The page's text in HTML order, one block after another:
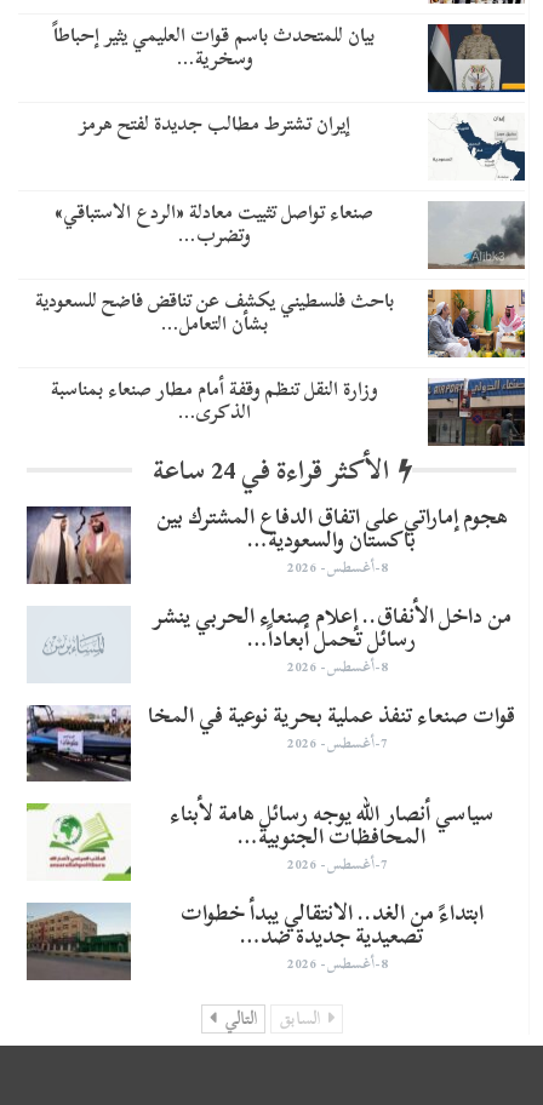
بيان للمتحدث باسم قوات العليمي يثير إحباطاً
وسخرية…
إيران تشترط مطالب جديدة لفتح هرمز
صنعاء تواصل تثبيت معادلة «الردع الاستباقي»
وتضرب…
باحث فلسطيني يكشف عن تناقض فاضح للسعودية
بشأن التعامل…
وزارة النقل تنظم وقفة أمام مطار صنعاء بمناسبة
الذكرى…
الأكثر قراءة في 24 ساعة
هجوم إماراتي على اتفاق الدفاع المشترك بين
باكستان والسعودية…
8-أغسطس- 2026
من داخل الأنفاق.. إعلام صنعاء الحربي ينشر
رسائل تحمل أبعاداً…
8-أغسطس- 2026
قوات صنعاء تنفذ عملية بحرية نوعية في المخا
7-أغسطس- 2026
سياسي أنصار الله يوجه رسائل هامة لأبناء
المحافظات الجنوبية…
7-أغسطس- 2026
​ابتداءً من الغد.. الانتقالي يبدأ خطوات
تصعيدية جديدة ضد…
8-أغسطس- 2026
السابق التالي